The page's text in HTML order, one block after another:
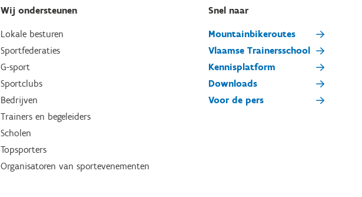
Wij ondersteunen
Lokale besturen
Sportfederaties
G-sport
Sportclubs
Bedrijven
Trainers en begeleiders
Scholen
Topsporters
Organisatoren van sportevenementen
Snel naar
Mountainbikeroutes
Vlaamse Trainersschool
Kennisplatform
Downloads
Voor de pers